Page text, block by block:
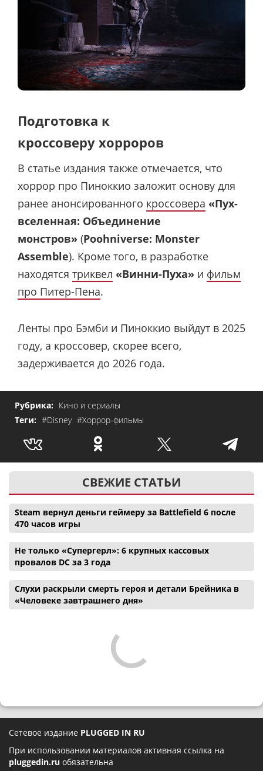
Подготовка к
кроссоверу хорроров
В статье издания также отмечается, что
хоррор про Пиноккио заложит основу для
ранее анонсированного кроссовера «Пух-
вселенная: Объединение
монстров» (Poohniverse: Monster
Assemble). Кроме того, в разработке
находятся триквел «Винни-Пуха» и фильм
про Питер-Пена.
Ленты про Бэмби и Пиноккио выйдут в 2025
году, а кроссовер, скорее всего,
задерживается до 2026 года.
Рубрика: Кино и сериалы
Теги: #Disney #Хоррор-фильмы
СВЕЖИЕ СТАТЬИ
Steam вернул деньги геймеру за Battlefield 6 после
470 часов игры
Не только «Супергерл»: 6 крупных кассовых
провалов DC за 3 года
Слухи раскрыли смерть героя и детали Брейника в
«Человеке завтрашнего дня»
Сетевое издание PLUGGED IN RU
При использовании материалов активная ссылка на
pluggedin.ru обязательна